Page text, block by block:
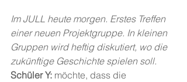
Im JULL heute morgen. Erstes Treffen
einer neuen Projektgruppe. In kleinen
Gruppen wird heftig diskutiert, wo die
zukünftige Geschichte spielen soll.
Schüler Y: möchte, dass die